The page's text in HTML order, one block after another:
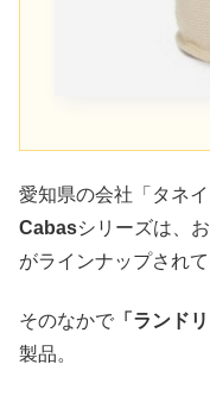
愛知県の会社「タネ
Cabasシリーズは、
がラインナップされて
そのなかで 「ランド
製品。